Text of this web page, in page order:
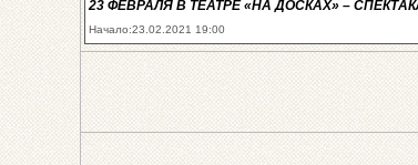
23 ФЕВРАЛЯ В ТЕАТРЕ «НА ДОСКАХ» –
Начало:23.02.2021 19:00